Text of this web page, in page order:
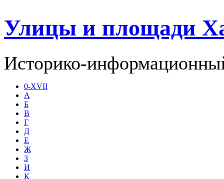
Улицы и площади
Историко-
0-XVII
А
Б
В
Г
Д
Е
Ж
З
И
К